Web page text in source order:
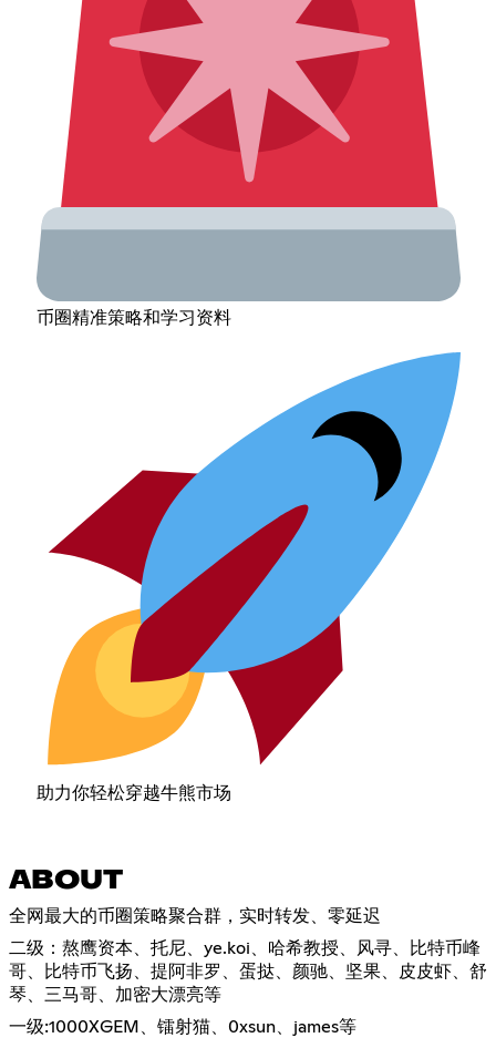
币圈精准策略和学习资料
助力你轻松穿越牛熊市场
ABOUT
全网最大的币圈策略聚合群，实时转发、零延迟
二级：熬鹰资本、托尼、ye.koi、哈希教授、风寻、比特币峰
哥、比特币飞扬、提阿非罗、蛋挞、颜驰、坚果、皮皮虾、舒
琴、三马哥、加密大漂亮等
一级:1000XGEM、镭射猫、0xsun、james等